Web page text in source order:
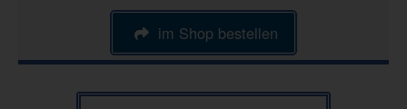
im Shop bestellen